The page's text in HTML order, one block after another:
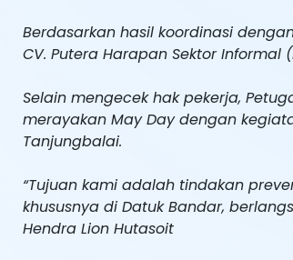
Berdasarkan hasil koordinasi
CV. Putera Harapan Sektor Informal
Selain mengecek hak pekerja,
merayakan May Day dengan
Tanjungbalai.
“Tujuan kami adalah tindakan
khususnya di Datuk Bandar,
Hendra Lion Hutasoit